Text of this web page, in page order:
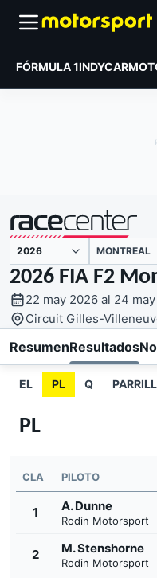
FÓRMULA 1INDYCAR
presentado por MONTREAL
2026 FIA F2
22 may 2026 al 24
Circuit Gilles-
ResumenResultados
EL PL Q
PL
CLA PILOTO
1 A. Dunne
Rodin Motorsport
2 M. Stenshorne
Rodin Motorsport